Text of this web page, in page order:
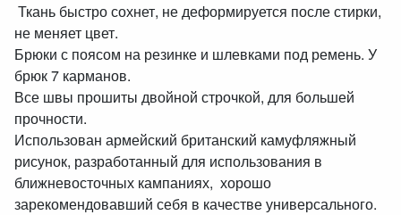
Ткань быстро сохнет, не деформируется после стирки,
не меняет цвет.
Брюки с поясом на резинке и шлевками под ремень. У
брюк 7 карманов.
Все швы прошиты двойной строчкой, для большей
прочности.
Использован армейский британский камуфляжный
рисунок, разработанный для использования в
ближневосточных кампаниях, хорошо
зарекомендовавший себя в качестве универсального.